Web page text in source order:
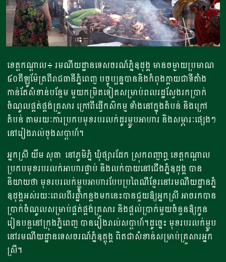
​​ខេត្តកណ្តាល​៖ ​​រមណីយដ្ឋាន​ទេសចរណ៍ភ្នំឧដុង្គ​​ មានចម្ងាយ​ប្រមាណ​
៤០គីឡូម៉ែត្រ​​ពីរាជធានីភ្នំពេញ​ បច្ចុប្បន្ន​បាននិងកំពុងក្លាយជាទីតំាង
កាន់តែសំខាន់បន្ថែម​ មួយកម្រិតទៀត​​សម្រាប់ពលរដ្ឋស្វែងរក​ប្រាក់
ចំណូល​​ផ្គត់ផ្គង់គ្រួសារ ក្រៅពីធ្វើកសិកម្ម ទំាងនៅក្នុងតំបន់ និងក្រៅ
តំបន់ ​តាមរយៈការប្រកបមុខរបរ​​​លក់ដូរម្ហូបអាហារ​ និងសម្ភារៈ​ផ្សេងៗ
នៅរៀងរាល់ចុងសប្តាហ៍​​។​
អ្នកស្រី ​​យឹម សុធា​ ​​ នៅភូមិ​ភ្នំ ឃុំផ្សារដែក​ ស្រុកពញាឮ​ ខេត្តកណ្តាល ​
ប្រកបមុខរបរ​លក់អាហារផ្អាប់ និងលក់បាយ​​នៅជើងភ្នំឧដុង្គ​ បាន
និយាយ​​​ថា ​មុខរបរលក់ម្ហូបអាហារបែបប្រពៃណី​ខ្មែរ​​នៅរមណីយដ្ឋាន​ភ្នំ
ឧដុង្គ​អស់រយៈពេល​ពីរឆ្នំាកន្លងមកនេះ​បាន​ជួយឱ្យអ្នកស្រី អាចរក​បាន​
ប្រាក់ចំណូលសម្រាប់ផ្គត់ផ្គង់​គ្រួសារ​ និងផ្តល់ប្រាក់មួយចំនួន​​ឱ្យកូន​
រៀន​បន្តនៅក្រុងភ្នំពេញ បានរៀងរាល់​សប្តាហ៍​។​ដូច្នេះ មុខរបរ​​លក់ម្ហូប​​
នៅរមណីយដ្ឋាន​ទេសចរណ៍ភ្នំ​ឧត្តុង្គ​ ពិតជាសំខាន់សម្រាប់គ្រួសារ​អ្នក
ស្រី។